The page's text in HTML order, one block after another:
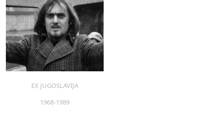
Dellabernardina, Bez
naziva, 1970.
EX JUGOSLAVIJA
1968-1989